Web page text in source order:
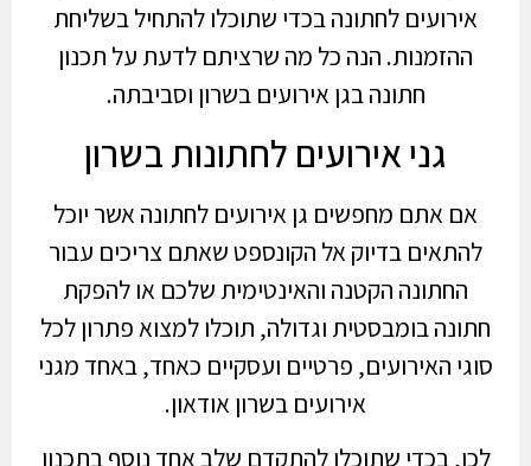
אירועים לחתונה בכדי שתוכלו להתחיל בשליחת
ההזמנות. הנה כל מה שרציתם לדעת על תכנון
חתונה בגן אירועים בשרון וסביבתה.
גני אירועים לחתונות בשרון
אם אתם מחפשים גן אירועים לחתונה אשר יוכל
להתאים בדיוק אל הקונספט שאתם צריכים עבור
החתונה הקטנה והאינטימית שלכם או להפקת
חתונה בומבסטית וגדולה, תוכלו למצוא פתרון לכל
סוגי האירועים, פרטיים ועסקיים כאחד, באחד מגני
אירועים בשרון אודאון.
לכן, בכדי שתוכלו להתקדם שלב אחד נוסף בתכנון